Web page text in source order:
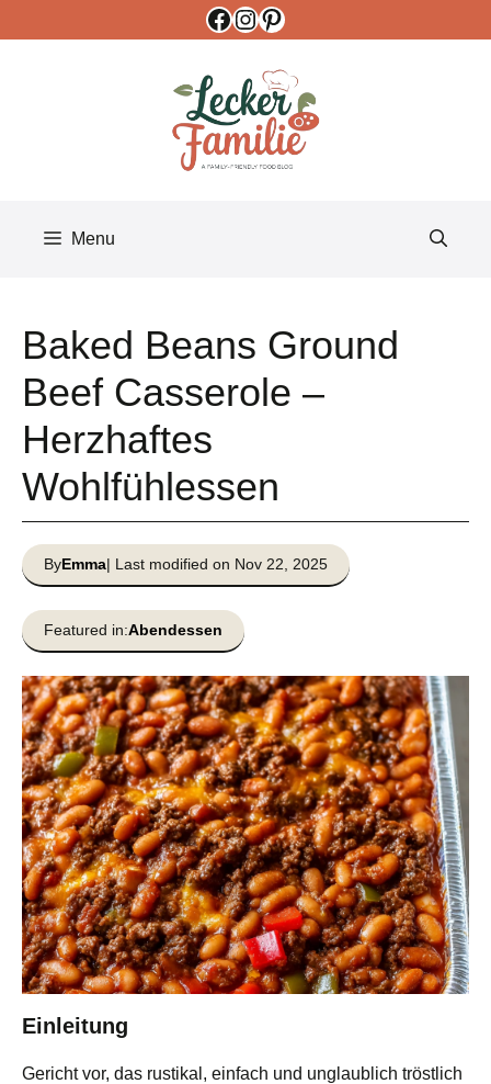
Facebook
Instagram
Pinterest
Menu
Baked Beans Ground
Beef Casserole –
Herzhaftes
Wohlfühlessen
ByEmma| Last modified on Nov 22, 2025
Featured in:Abendessen
Einleitung
Gericht vor, das rustikal, einfach und unglaublich tröstlich